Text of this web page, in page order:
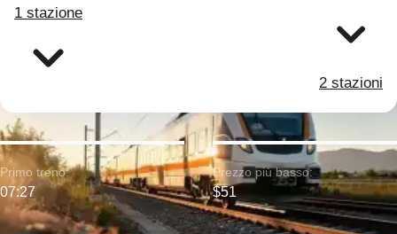
1 stazione
2 stazioni
Primo treno:
07:27
Prezzo più basso:
$51